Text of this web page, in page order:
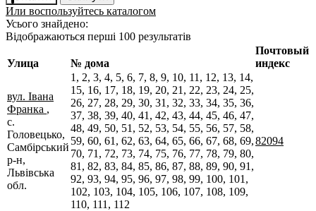
Или воспользуйтесь каталогом
Усього знайдено:
Відображаються перші 100 результатів
Улица № дома
Почтовый
индекс
вул. Івана
Франка ,
с.
Головецько,
Самбірський
р-н,
Львівська
обл.
1, 2, 3, 4, 5, 6, 7, 8, 9, 10, 11, 12, 13, 14,
15, 16, 17, 18, 19, 20, 21, 22, 23, 24, 25,
26, 27, 28, 29, 30, 31, 32, 33, 34, 35, 36,
37, 38, 39, 40, 41, 42, 43, 44, 45, 46, 47,
48, 49, 50, 51, 52, 53, 54, 55, 56, 57, 58,
59, 60, 61, 62, 63, 64, 65, 66, 67, 68, 69,
70, 71, 72, 73, 74, 75, 76, 77, 78, 79, 80,
81, 82, 83, 84, 85, 86, 87, 88, 89, 90, 91,
92, 93, 94, 95, 96, 97, 98, 99, 100, 101,
102, 103, 104, 105, 106, 107, 108, 109,
110, 111, 112
82094